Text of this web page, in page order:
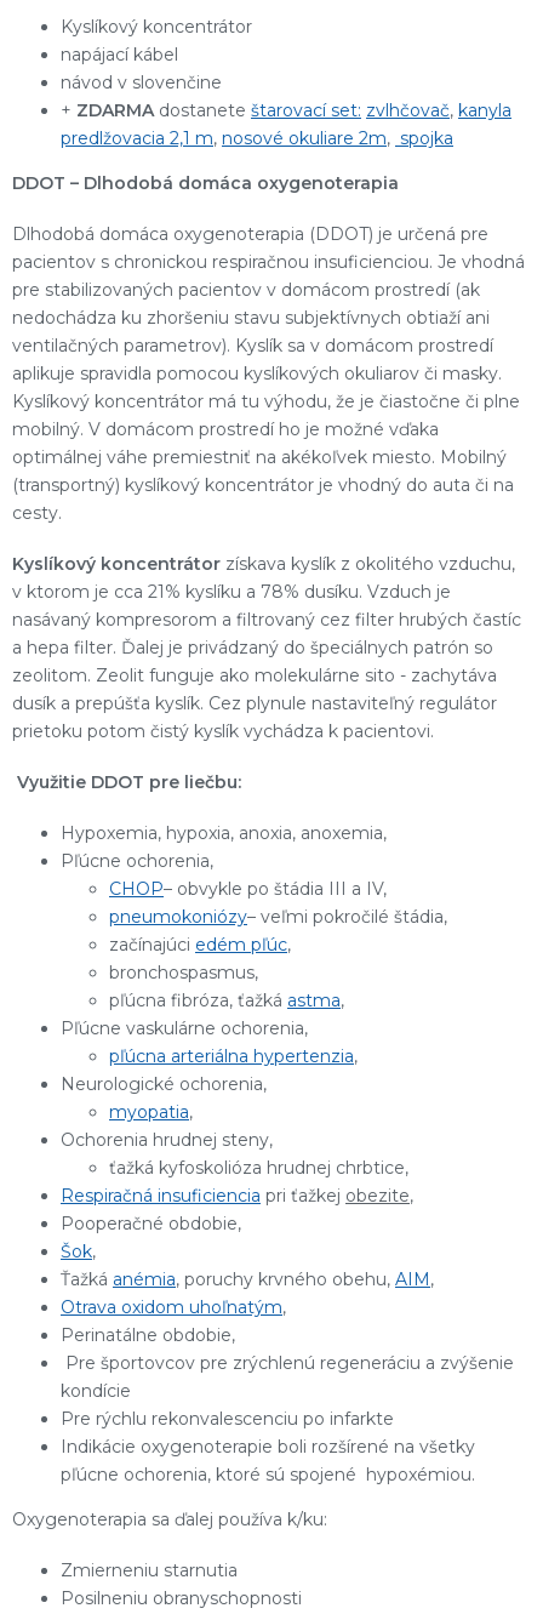
Kyslíkový koncentrátor
napájací kábel
návod v slovenčine
+ ZDARMAdostanete štarovací set: zvlhčovač, kanyla
predlžovacia 2,1 m, nosové okuliare 2m, spojka
DDOT – Dlhodobá domáca oxygenoterapia
Dlhodobá domáca oxygenoterapia (DDOT) je určená pre
pacientov s chronickou respiračnou insuficienciou. Je vhodná
pre stabilizovaných pacientov v domácom prostredí (ak
nedochádza ku zhoršeniu stavu subjektívnych obtiaží ani
ventilačných parametrov). Kyslík sa v domácom prostredí
aplikuje spravidla pomocou kyslíkových okuliarov či masky.
Kyslíkový koncentrátor má tu výhodu, že je čiastočne či plne
mobilný. V domácom prostredí ho je možné vďaka
optimálnej váhe premiestniť na akékoľvek miesto. Mobilný
(transportný) kyslíkový koncentrátor je vhodný do auta či na
cesty.
Kyslíkový koncentrátor získava kyslík z okolitého vzduchu,
v ktorom je cca 21% kyslíku a 78% dusíku. Vzduch je
nasávaný kompresorom a filtrovaný cez filter hrubých častíc
a hepa filter. Ďalej je privádzaný do špeciálnych patrón so
zeolitom. Zeolit funguje ako molekulárne sito - zachytáva
dusík a prepúšťa kyslík. Cez plynule nastaviteľný regulátor
prietoku potom čistý kyslík vychádza k pacientovi.
Využitie DDOT pre liečbu:
Hypoxemia, hypoxia, anoxia, anoxemia,
Pľúcne ochorenia,
CHOP– obvykle po štádia III a IV,
pneumokoniózy– veľmi pokročilé štádia,
začínajúci edém pľúc,
bronchospasmus,
pľúcna fibróza, ťažká astma,
Pľúcne vaskulárne ochorenia,
pľúcna arteriálna hypertenzia,
Neurologické ochorenia,
myopatia,
Ochorenia hrudnej steny,
ťažká kyfoskolióza hrudnej chrbtice,
Respiračná insuficiencia pri ťažkej obezite,
Pooperačné obdobie,
Šok,
Ťažká anémia, poruchy krvného obehu, AIM,
Otrava oxidom uhoľnatým,
Perinatálne obdobie,
Pre športovcov pre zrýchlenú regeneráciu a zvýšenie
kondície
Pre rýchlu rekonvalescenciu po infarkte
Indikácie oxygenoterapie boli rozšírené na všetky
pľúcne ochorenia, ktoré sú spojené hypoxémiou.
Oxygenoterapia sa ďalej používa k/ku:
Zmierneniu starnutia
Posilneniu obranyschopnosti